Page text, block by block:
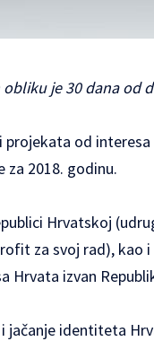
je 30 dana od
projekata od
za 2018. godinu.
Hrvatskoj
za svoj rad), kao i
Hrvata izvan
jačanje identiteta